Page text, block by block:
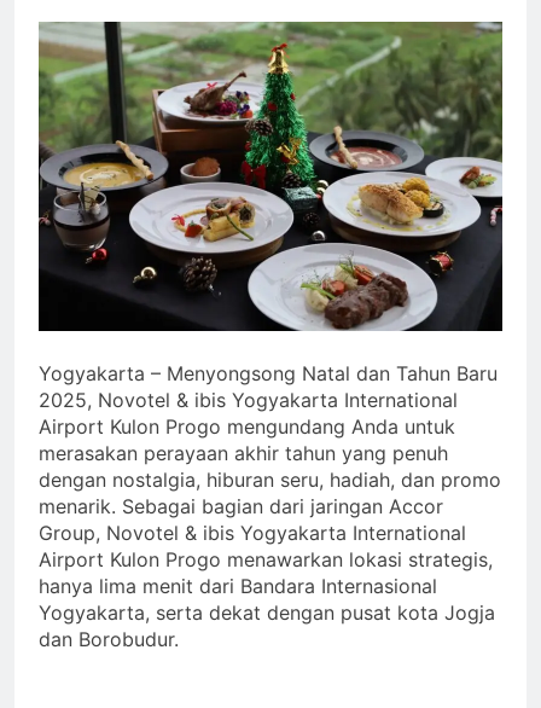
Yogyakarta – Menyongsong Natal dan Tahun Baru
2025, Novotel & ibis Yogyakarta International
Airport Kulon Progo mengundang Anda untuk
merasakan perayaan akhir tahun yang penuh
dengan nostalgia, hiburan seru, hadiah, dan promo
menarik. Sebagai bagian dari jaringan Accor
Group, Novotel & ibis Yogyakarta International
Airport Kulon Progo menawarkan lokasi strategis,
hanya lima menit dari Bandara Internasional
Yogyakarta, serta dekat dengan pusat kota Jogja
dan Borobudur.